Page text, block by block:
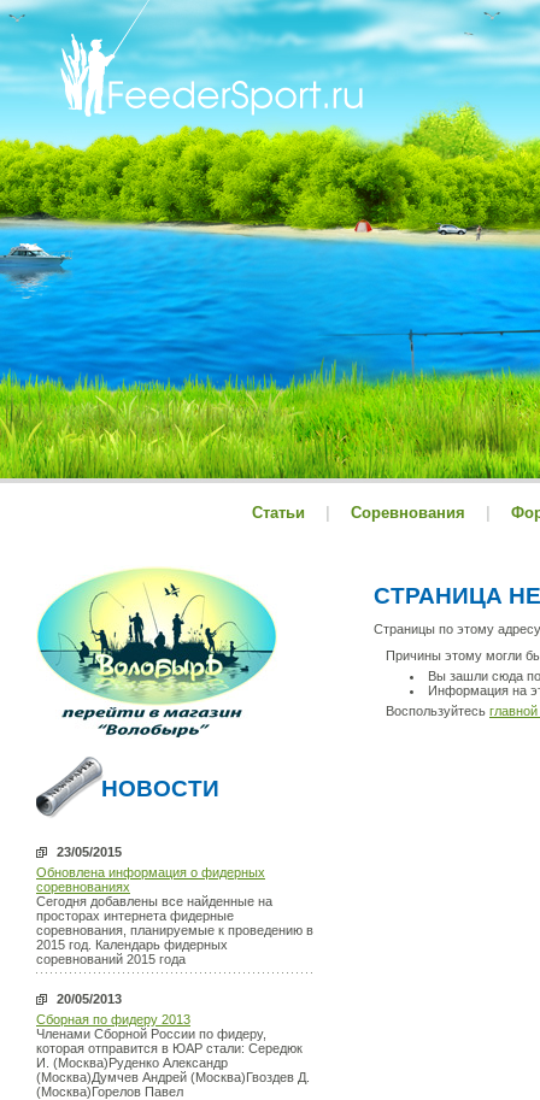
Статьи Соревнования
НОВОСТИ
23/05/2015
Обновлена информация о фидерных
соревнованиях
Сегодня добавлены все найденные на
просторах интернета фидерные
соревнования, планируемые к проведению в
2015 год. Календарь фидерных
соревнований 2015 года
20/05/2013
Сборная по фидеру 2013
Членами Сборной России по фидеру,
которая отправится в ЮАР стали: Середюк
И. (Москва)Руденко Александр
(Москва)Думчев Андрей (Москва)Гвоздев Д.
(Москва)Горелов Павел
СТРАНИЦА
Страницы по этому
Причины этому могли
Вы зашли сюда
Информация на
Воспользуйтесь